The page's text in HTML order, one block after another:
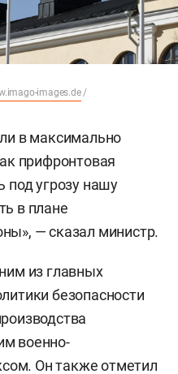
images.de/
в максимально
прифронтовая
под угрозу нашу
в плане
— сказал министр.
из главных
безопасности
военно-
Он также отметил